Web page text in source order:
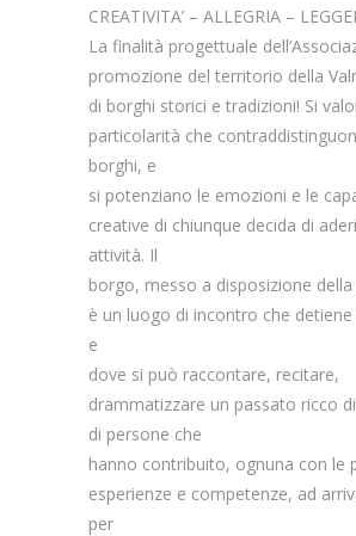
CREATIVITA’ – ALLEGRIA –
La finalità progettuale
promozione del territorio della
di borghi storici e tradizioni! Si
particolarità che
borghi, e
si potenziano le emozioni e le
creative di chiunque decida di
attività. Il
borgo, messo a disposizione
è un luogo di incontro che
e
dove si può raccontare, recitare,
drammatizzare un passato ricco
di persone che
hanno contribuito, ognuna con le
esperienze e competenze, ad
per